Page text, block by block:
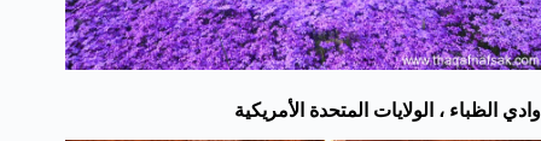
وادي الظباء ، الولايات المتحدة الأمريكية